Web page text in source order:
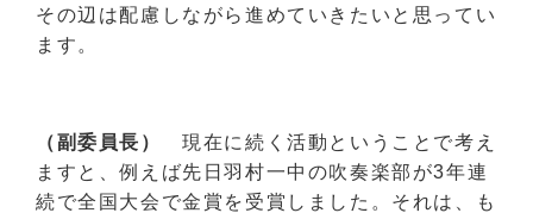
その辺は配慮しながら進めていきたいと思ってい
ます。
（副委員長）現在に続く活動ということで考え
ますと、例えば先日羽村一中の吹奏楽部が3年連
続で全国大会で金賞を受賞しました。それは、も